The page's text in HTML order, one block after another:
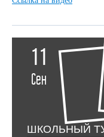
11
Сен
ШКОЛЬНЫЙ